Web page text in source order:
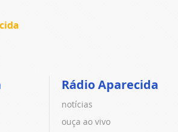
Rádio Aparecida
notícias
ouça ao vivo